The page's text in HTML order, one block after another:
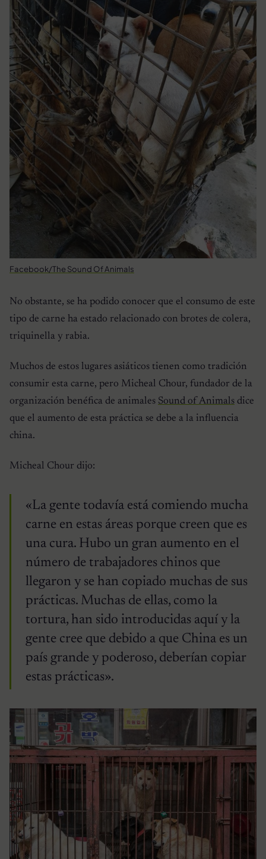
Facebook/The Sound Of Animals
No obstante, se ha podido conocer que el consumo de este
tipo de carne ha estado relacionado con brotes de colera,
triquinella y rabia.
Muchos de estos lugares asiáticos tienen como tradición
consumir esta carne, pero Micheal Chour, fundador de la
organización benéfica de animales Sound of Animals dice
que el aumento de esta práctica se debe a la influencia
china.
Micheal Chour dijo:
«La gente todavía está comiendo mucha
carne en estas áreas porque creen que es
una cura. Hubo un gran aumento en el
número de trabajadores chinos que
llegaron y se han copiado muchas de sus
prácticas. Muchas de ellas, como la
tortura, han sido introducidas aquí y la
gente cree que debido a que China es un
país grande y poderoso, deberían copiar
estas prácticas».